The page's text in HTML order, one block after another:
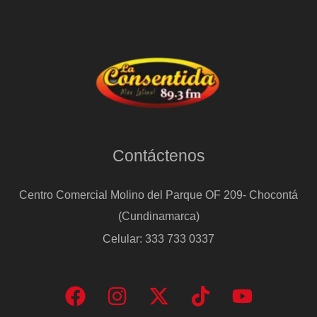
Contáctenos
Centro Comercial Molino del Parque OF 209- Chocontá
(Cundinamarca)
Celular: 333 733 0337